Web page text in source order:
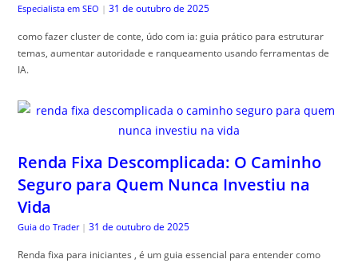
Especialista em SEO | 31 de outubro de 2025
como fazer cluster de conte, údo com ia: guia prático para estruturar
temas, aumentar autoridade e ranqueamento usando ferramentas de
IA.
Renda Fixa Descomplicada: O Caminho
Seguro para Quem Nunca Investiu na
Vida
Guia do Trader | 31 de outubro de 2025
Renda fixa para iniciantes , é um guia essencial para entender como